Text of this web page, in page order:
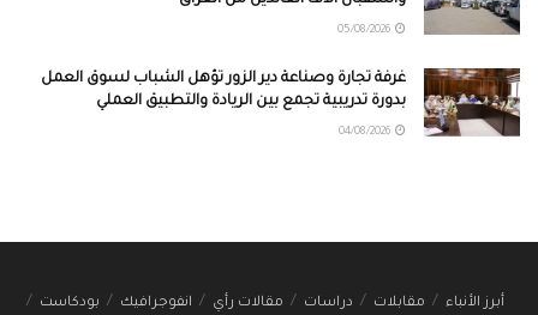
غرفة تجارة وصناعة دير الزور تؤهل الشباب لسوق العمل
بدورة تدريبية تجمع بين الريادة والتطبيق العملي
أبرز الأنباء مقابلات دراسات مقالات رأي انفوجرافيك بودكاست